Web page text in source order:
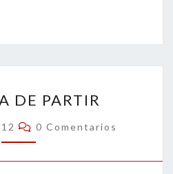
p
ar
tir
HORA
DE
PARTIR
DE PARTIR
Comentarios
0 Comentarios